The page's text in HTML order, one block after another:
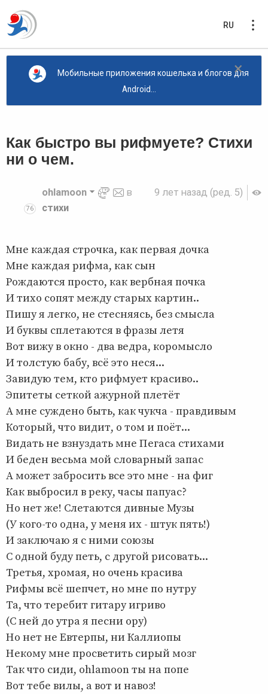
RU
×
Мобильные приложения кошелька и блогов для
Android...
Как быстро вы рифмуете? Стихи
ни о чем.
9 лет назад (ред. 5)
76
ohlamoon
в
стихи
Мне каждая строчка, как первая дочка
Мне каждая рифма, как сын
Рождаются просто, как вербная почка
И тихо сопят между старых картин..
Пишу я легко, не стесняясь, без смысла
И буквы сплетаются в фразы летя
Вот вижу в окно - два ведра, коромысло
И толстую бабу, всё это неся...
Завидую тем, кто рифмует красиво..
Эпитеты сеткой ажурной плетёт
А мне суждено быть, как чукча - правдивым
Который, что видит, о том и поёт...
Видать не взнуздать мне Пегаса стихами
И беден весьма мой словарный запас
А может забросить все это мне - на фиг
Как выбросил в реку, часы папуас?
Но нет же! Слетаются дивные Музы
(У кого-то одна, у меня их - штук пять!)
И заключаю я с ними союзы
С одной буду петь, с другой рисовать...
Третья, хромая, но очень красива
Рифмы всё шепчет, но мне по нутру
Та, что теребит гитару игриво
(С ней до утра я песни ору)
Но нет не Евтерпы, ни Каллиопы
Некому мне просветить сирый мозг
Так что сиди, ohlamoon ты на попе
Вот тебе вилы, а вот и навоз!